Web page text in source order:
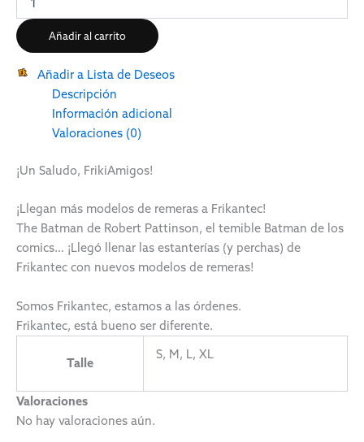
Añadir al carrito
Añadir a Lista de Deseos
Descripción
Información adicional
Valoraciones (0)
¡Un Saludo, FrikiAmigos!
¡Llegan más modelos de remeras a Frikantec!
The Batman de Robert Pattinson, el temible Batman de los
comics… ¡Llegó llenar las estanterías (y perchas) de
Frikantec con nuevos modelos de remeras!
Somos Frikantec, estamos a las órdenes.
Frikantec, está bueno ser diferente.
Talle
S, M, L, XL
Valoraciones
No hay valoraciones aún.